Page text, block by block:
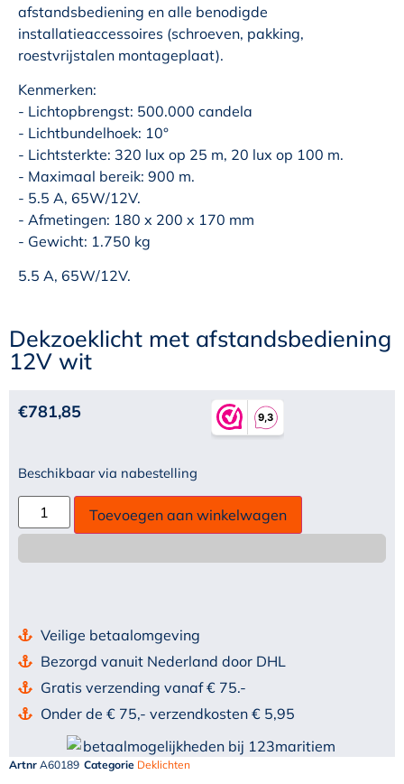
afstandsbediening en alle benodigde
installatieaccessoires (schroeven, pakking,
roestvrijstalen montageplaat).
Kenmerken:
- Lichtopbrengst: 500.000 candela
- Lichtbundelhoek: 10°
- Lichtsterkte: 320 lux op 25 m, 20 lux op 100 m.
- Maximaal bereik: 900 m.
- 5.5 A, 65W/12V.
- Afmetingen: 180 x 200 x 170 mm
- Gewicht: 1.750 kg
5.5 A, 65W/12V.
Dekzoeklicht met afstandsbediening
12V wit
€781,85
Beschikbaar via nabestelling
Toevoegen aan winkelwagen
Veilige betaalomgeving
Bezorgd vanuit Nederland door DHL
Gratis verzending vanaf € 75.-
Onder de € 75,- verzendkosten € 5,95
Artnr A60189 Categorie Deklichten